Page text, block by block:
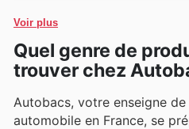
une large gamme de
l'entretien et l'amélioration
Voir plus
Quel genre de
trouver chez
Autobacs, votre enseigne
automobile en France, se